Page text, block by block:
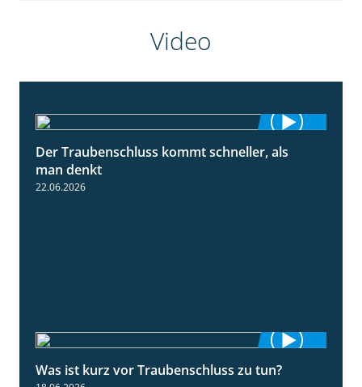
Video
2:39
Der Traubenschluss kommt schneller, als
man denkt
22.06.2026
5:04
Was ist kurz vor Traubenschluss zu tun?